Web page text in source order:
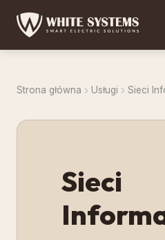
Strona główna Usługi Sieci
Sieci